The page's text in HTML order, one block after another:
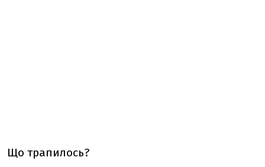
Що трапилось?